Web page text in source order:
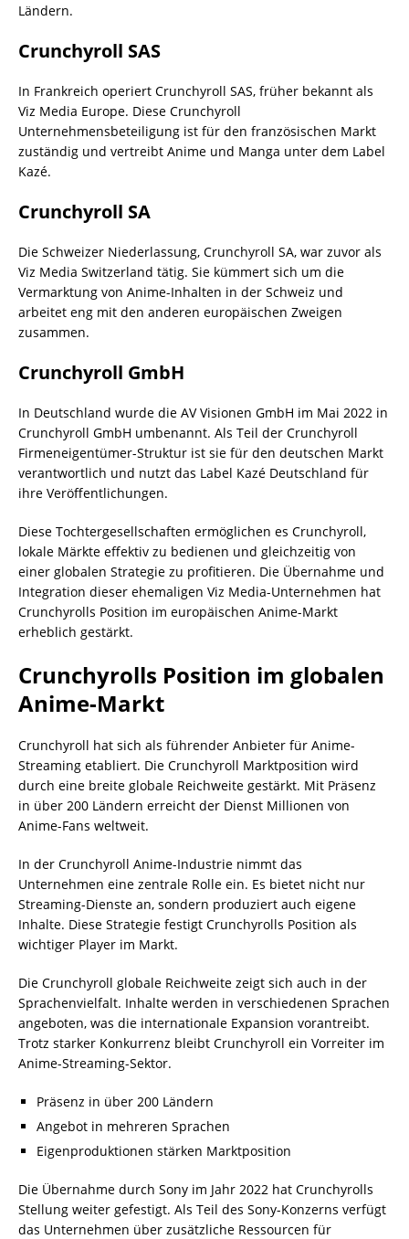
Ländern.
Crunchyroll SAS
In Frankreich operiert Crunchyroll SAS, früher bekannt als
Viz Media Europe. Diese Crunchyroll
Unternehmensbeteiligung ist für den französischen Markt
zuständig und vertreibt Anime und Manga unter dem Label
Kazé.
Crunchyroll SA
Die Schweizer Niederlassung, Crunchyroll SA, war zuvor als
Viz Media Switzerland tätig. Sie kümmert sich um die
Vermarktung von Anime-Inhalten in der Schweiz und
arbeitet eng mit den anderen europäischen Zweigen
zusammen.
Crunchyroll GmbH
In Deutschland wurde die AV Visionen GmbH im Mai 2022 in
Crunchyroll GmbH umbenannt. Als Teil der Crunchyroll
Firmeneigentümer-Struktur ist sie für den deutschen Markt
verantwortlich und nutzt das Label Kazé Deutschland für
ihre Veröffentlichungen.
Diese Tochtergesellschaften ermöglichen es Crunchyroll,
lokale Märkte effektiv zu bedienen und gleichzeitig von
einer globalen Strategie zu profitieren. Die Übernahme und
Integration dieser ehemaligen Viz Media-Unternehmen hat
Crunchyrolls Position im europäischen Anime-Markt
erheblich gestärkt.
Crunchyrolls Position im globalen
Anime-Markt
Crunchyroll hat sich als führender Anbieter für Anime-
Streaming etabliert. Die Crunchyroll Marktposition wird
durch eine breite globale Reichweite gestärkt. Mit Präsenz
in über 200 Ländern erreicht der Dienst Millionen von
Anime-Fans weltweit.
In der Crunchyroll Anime-Industrie nimmt das
Unternehmen eine zentrale Rolle ein. Es bietet nicht nur
Streaming-Dienste an, sondern produziert auch eigene
Inhalte. Diese Strategie festigt Crunchyrolls Position als
wichtiger Player im Markt.
Die Crunchyroll globale Reichweite zeigt sich auch in der
Sprachenvielfalt. Inhalte werden in verschiedenen Sprachen
angeboten, was die internationale Expansion vorantreibt.
Trotz starker Konkurrenz bleibt Crunchyroll ein Vorreiter im
Anime-Streaming-Sektor.
Präsenz in über 200 Ländern
Angebot in mehreren Sprachen
Eigenproduktionen stärken Marktposition
Die Übernahme durch Sony im Jahr 2022 hat Crunchyrolls
Stellung weiter gefestigt. Als Teil des Sony-Konzerns verfügt
das Unternehmen über zusätzliche Ressourcen für